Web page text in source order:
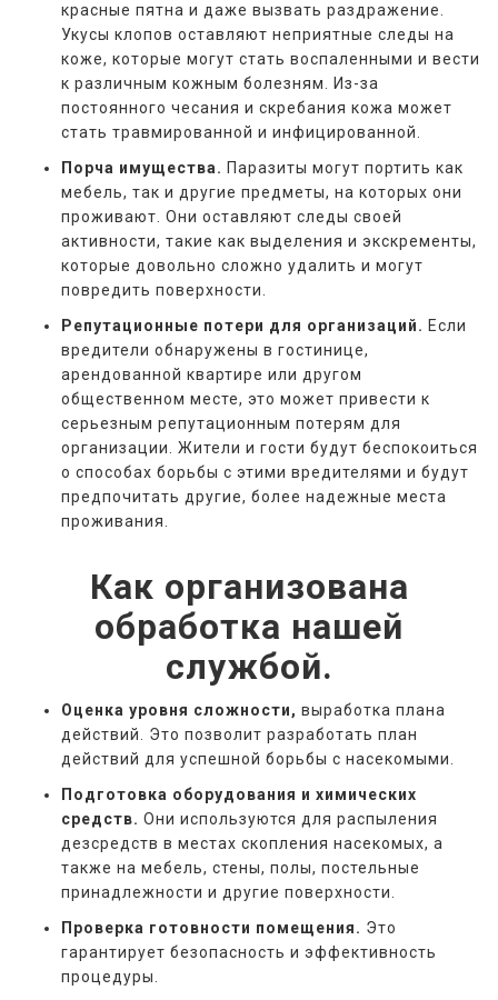
красные пятна и даже вызвать раздражение.
Укусы клопов оставляют неприятные следы на
коже, которые могут стать воспаленными и вести
к различным кожным болезням. Из-за
постоянного чесания и скребания кожа может
стать травмированной и инфицированной.
Порча имущества. Паразиты могут портить как
мебель, так и другие предметы, на которых они
проживают. Они оставляют следы своей
активности, такие как выделения и экскременты,
которые довольно сложно удалить и могут
повредить поверхности.
Репутационные потери для организаций. Если
вредители обнаружены в гостинице,
арендованной квартире или другом
общественном месте, это может привести к
серьезным репутационным потерям для
организации. Жители и гости будут беспокоиться
о способах борьбы с этими вредителями и будут
предпочитать другие, более надежные места
проживания.
Как организована
обработка нашей
службой.
Оценка уровня сложности, выработка плана
действий. Это позволит разработать план
действий для успешной борьбы с насекомыми.
Подготовка оборудования и химических
средств. Они используются для распыления
дезсредств в местах скопления насекомых, а
также на мебель, стены, полы, постельные
принадлежности и другие поверхности.
Проверка готовности помещения. Это
гарантирует безопасность и эффективность
процедуры.